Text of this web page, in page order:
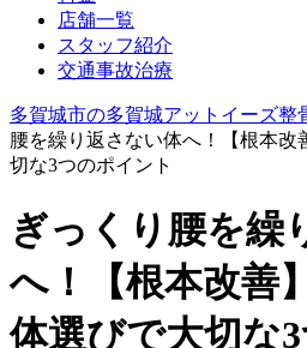
店舗一覧
スタッフ紹介
交通事故治療
多賀城市の多賀城アットイーズ整
腰を繰り返さない体へ！【根本改
切な3つのポイント
ぎっくり腰を繰
へ！【根本改善
体選びで大切な